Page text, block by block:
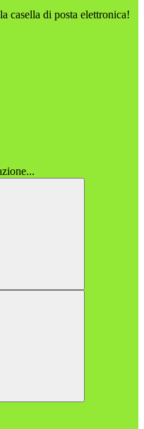
casella di posta elettronica!